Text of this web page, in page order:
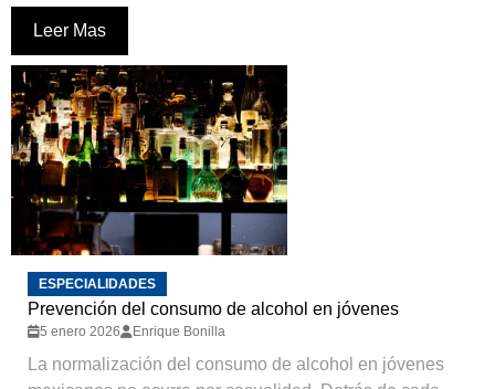
Leer Mas
ESPECIALIDADES
Prevención del consumo de alcohol en jóvenes
5 enero 2026 Enrique Bonilla
La normalización del consumo de alcohol en jóvenes